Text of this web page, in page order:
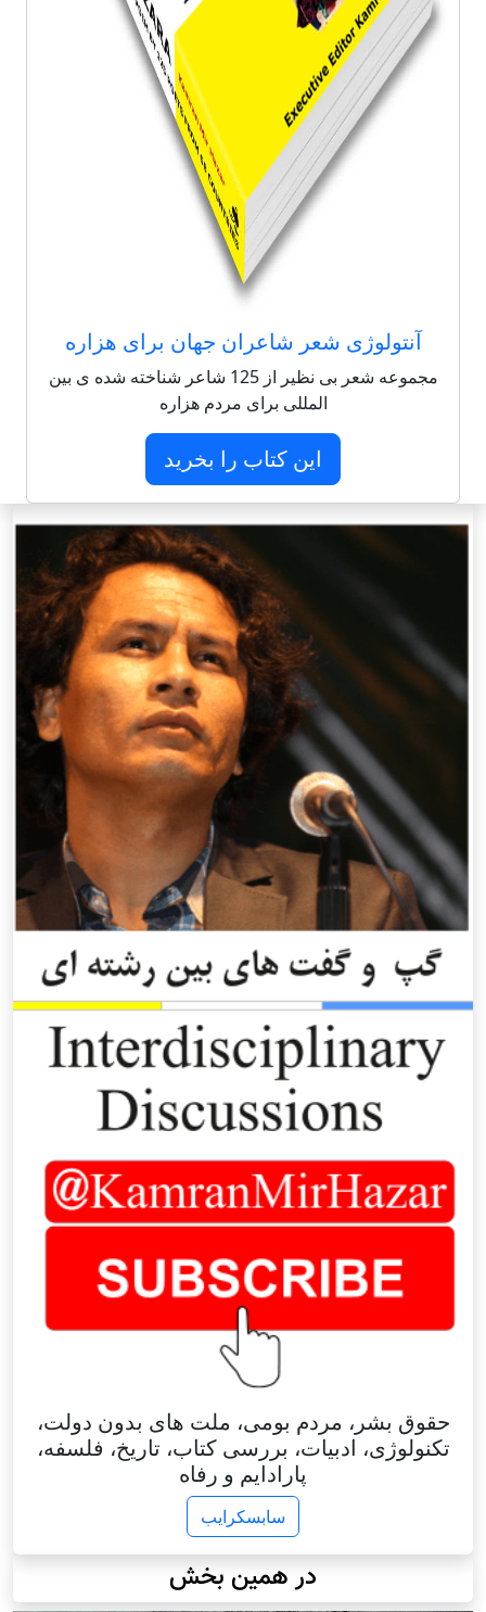
آنتولوژی شعر شاعران جهان برای هزاره
مجموعه شعر بی نظیر از 125 شاعر شناخته شده ی بین
المللی برای مردم هزاره
این کتاب را بخرید
حقوق بشر، مردم بومی، ملت های بدون دولت،
تکنولوژی، ادبیات، بررسی کتاب، تاریخ، فلسفه،
پارادایم و رفاه
سابسکرایب
در همین بخش